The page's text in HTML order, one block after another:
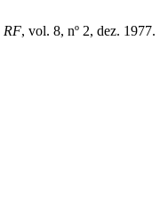
RF, vol. 8, nº 2, dez. 1977.